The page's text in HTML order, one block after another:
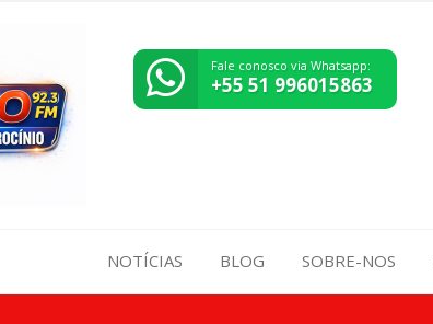
Fale conosco via Whatsapp:
+55 51 996015863
NOTÍCIAS BLOG SOBRE-NOS